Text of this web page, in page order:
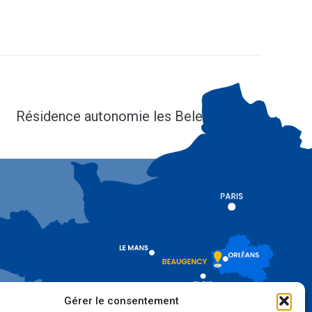
Gérer le consentement
SUIV
Résidence autonomie les Belettes